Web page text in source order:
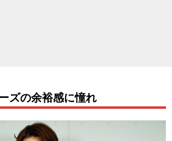
ズの余裕感に憧れ